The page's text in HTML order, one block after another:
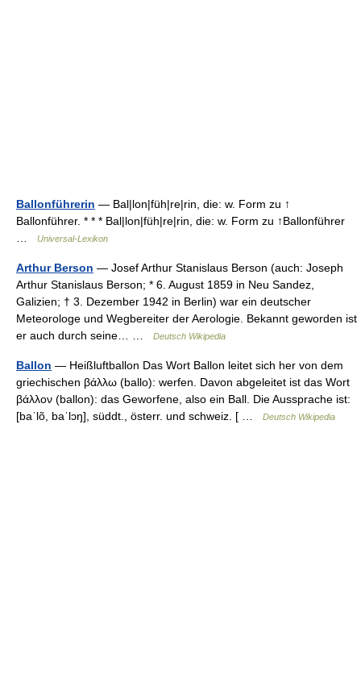
Ballonführerin — Bal|lon|füh|re|rin, die: w. Form zu ↑
Ballonführer. * * * Bal|lon|füh|re|rin, die: w. Form zu ↑Ballonführer
Universal-Lexikon
Arthur Berson — Josef Arthur Stanislaus Berson (auch: Joseph
Arthur Stanislaus Berson; * 6. August 1859 in Neu Sandez,
Galizien; † 3. Dezember 1942 in Berlin) war ein deutscher
Meteorologe und Wegbereiter der Aerologie. Bekannt geworden ist
er auch durch seine… …
Deutsch Wikipedia
Ballon — Heißluftballon Das Wort Ballon leitet sich her von dem
griechischen βάλλω (ballo): werfen. Davon abgeleitet ist das Wort
βάλλον (ballon): das Geworfene, also ein Ball. Die Aussprache ist:
[baˈlõ, baˈlɔŋ], süddt., österr. und schweiz. [ …
Deutsch Wikipedia